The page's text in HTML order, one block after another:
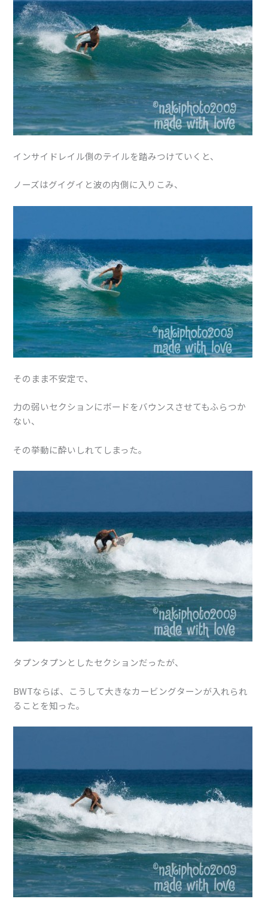
インサイドレイル側のテイルを踏みつけていくと、
ノーズはグイグイと波の内側に入りこみ、
そのまま不安定で、
力の弱いセクションにボードをバウンスさせてもふらつか
ない、
その挙動に酔いしれてしまった。
タプンタプンとしたセクションだったが、
BWTならば、こうして大きなカービングターンが入れられ
ることを知った。